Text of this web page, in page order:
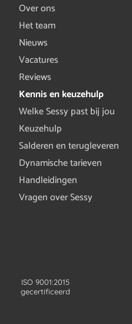
Over ons
Het team
Nieuws
Vacatures
Reviews
Kennis en keuzehulp
Welke Sessy past bij jou
Keuzehulp
Salderen en terugleveren
Dynamische tarieven
Handleidingen
Vragen over Sessy
ISO 9001:2015
gecertificeerd